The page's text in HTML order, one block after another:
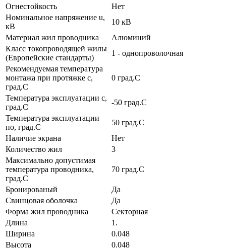
Огнестойкость
Нет
Номинальное напряжение u,
кВ
10 кВ
Материал жил проводника
Алюминий
Класс токопроводящей жилы
(Европейские стандарты)
1 - однопроволочная
Рекомендуемая температура
монтажа при протяжке с,
град.C
0 град.C
Температура эксплуатации с,
град.C
-50 град.C
Температура эксплуатации
по, град.C
50 град.C
Наличие экрана
Нет
Количество жил
3
Максимально допустимая
температура проводника,
град.C
70 град.C
Бронированый
Да
Свинцовая оболочка
Да
Форма жил проводника
Секторная
Длина
1.
Ширина
0.048
Высота
0.048